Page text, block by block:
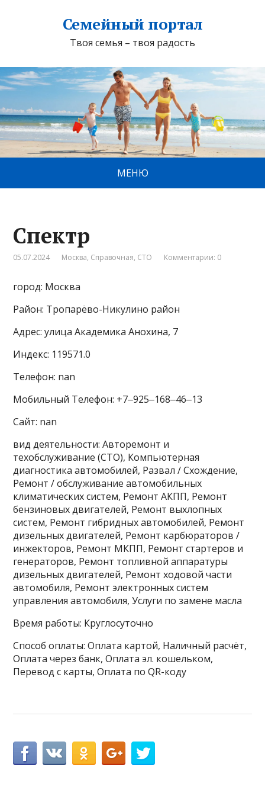
Семейный портал
Твоя семья – твоя радость
МЕНЮ
Спектр
05.07.2024 Москва, Справочная, СТО Комментарии: 0
город: Москва
Район: Тропарёво-Никулино район
Адрес: улица Академика Анохина, 7
Индекс: 119571.0
Телефон: nan
Мобильный Телефон: +7‒925‒168‒46‒13
Сайт: nan
вид деятельности: Авторемонт и
техобслуживание (СТО), Компьютерная
диагностика автомобилей, Развал / Схождение,
Ремонт / обслуживание автомобильных
климатических систем, Ремонт АКПП, Ремонт
бензиновых двигателей, Ремонт выхлопных
систем, Ремонт гибридных автомобилей, Ремонт
дизельных двигателей, Ремонт карбюраторов /
инжекторов, Ремонт МКПП, Ремонт стартеров и
генераторов, Ремонт топливной аппаратуры
дизельных двигателей, Ремонт ходовой части
автомобиля, Ремонт электронных систем
управления автомобиля, Услуги по замене масла
Время работы: Круглосуточно
Способ оплаты: Оплата картой, Наличный расчёт,
Оплата через банк, Оплата эл. кошельком,
Перевод с карты, Оплата по QR-коду